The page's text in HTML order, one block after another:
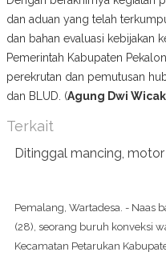
dan aduan yang telah
dan bahan evaluasi kebijakan
Pemerintah Kabupaten
perekrutan dan pemutusan
dan BLUD. (Agung Dwi
Terkait
Ditinggal mancing,
Pemalang, Wartadesa. - Naas
(28), seorang buruh konveksi
Kecamatan Petarukan